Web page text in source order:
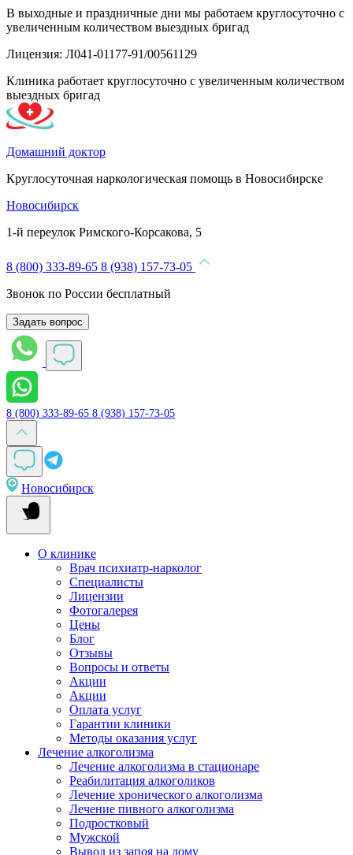
В выходные и праздничные дни мы работаем круглосуточно с
увеличенным количеством выездных бригад
Лицензия: Л041-01177-91/00561129
Клиника работает круглосуточно с увеличенным количеством
выездных бригад
Домашний доктор
Круглосуточная наркологическая помощь в Новосибирске
Новосибирск
1-й переулок Римского-Корсакова, 5
8 (800) 333-89-65 8 (938) 157-73-05
Звонок по России бесплатный
Задать вопрос
8 (800) 333-89-65 8 (938) 157-73-05
Новосибирск
О клинике
Врач психиатр-нарколог
Специалисты
Лицензии
Фотогалерея
Цены
Блог
Отзывы
Вопросы и ответы
Акции
Акции
Оплата услуг
Гарантии клиники
Методы оказания услуг
Лечение алкоголизма
Лечение алкоголизма в стационаре
Реабилитация алкоголиков
Лечение хронического алкоголизма
Лечение пивного алкоголизма
Подростковый
Мужской
Вывод из запоя на дому